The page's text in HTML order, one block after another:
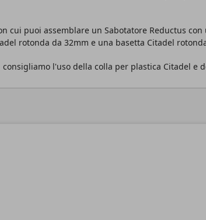
cui puoi assemblare un Sabotatore Reductus
rotonda da 32mm e una basetta Citadel
l'uso della colla per plastica Citadel e